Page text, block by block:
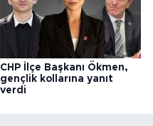
CHP İlçe Başkanı Ökmen,
gençlik kollarına yanıt
verdi